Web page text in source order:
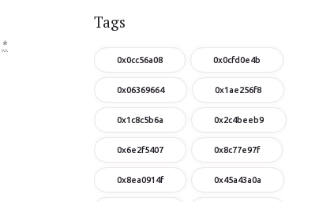
*
Tags
0x0cc56a08 0x0cfd0e4b
0x06369664 0x1ae256f8
0x1c8c5b6a 0x2c4beeb9
0x6e2f5407 0x8c77e97f
0x8ea0914f 0x45a43a0a